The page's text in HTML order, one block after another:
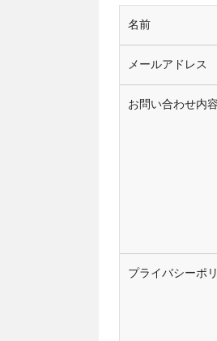
名前
メールアドレス
お問い合わせ内容
プライバシーポ